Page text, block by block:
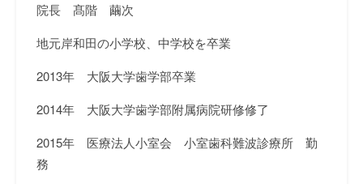
院長 髙階 繭次
地元岸和田の小学校、中学校を卒業
2013年 大阪大学歯学部卒業
2014年 大阪大学歯学部附属病院研修修了
2015年 医療法人小室会 小室歯科難波診療所 勤
務